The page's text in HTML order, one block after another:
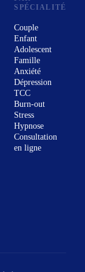
SPÉCIALITÉ
Couple
Enfant
Adolescent
Famille
Anxiété
Dépression
TCC
Burn-out
Stress
Hypnose
Consultation
en ligne